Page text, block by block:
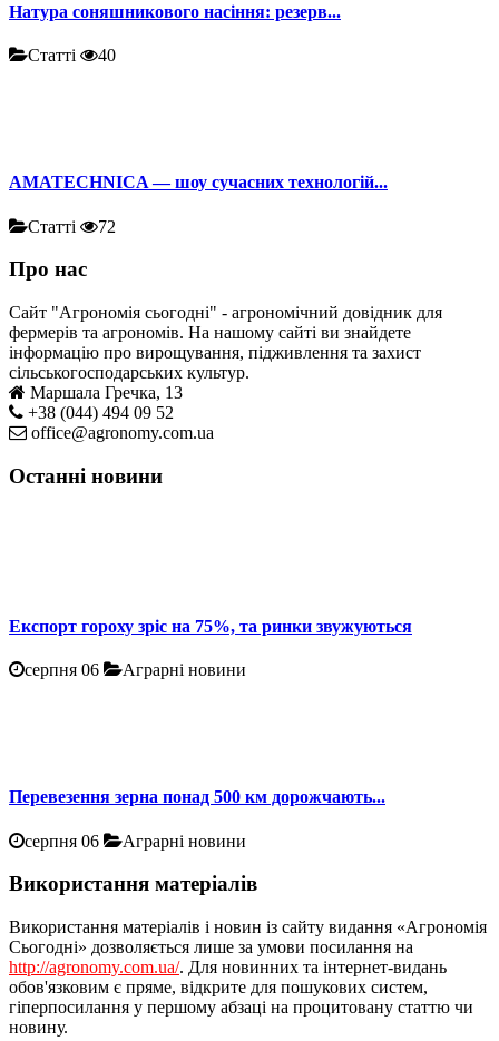
Натура соняшникового насіння: резерв...
Статті 40
AMATECHNICA — шоу сучасних технологій...
Статті 72
Про нас
Сайт "Агрономія сьогодні" - агрономічний довідник для
фермерів та агрономів. На нашому сайті ви знайдете
інформацію про вирощування, підживлення та захист
сільськогосподарських культур.
Маршала Гречка, 13
+38 (044) 494 09 52
office@agronomy.com.ua
Останні новини
Експорт гороху зріс на 75%, та ринки звужуються
серпня 06 Аграрні новини
Перевезення зерна понад 500 км дорожчають...
серпня 06 Аграрні новини
Використання матеріалів
Використання матеріалів і новин із сайту видання «Агрономія
Сьогодні» дозволяється лише за умови посилання на
http://agronomy.com.ua/. Для новинних та інтернет-видань
обов'язковим є пряме, відкрите для пошукових систем,
гіперпосилання у першому абзаці на процитовану статтю чи
новину.